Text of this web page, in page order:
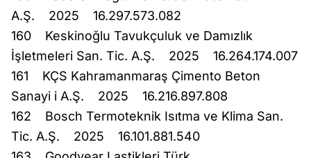
A.Ş. 2025 16.297.573.082
160 Keskinoğlu Tavukçuluk ve Damızlık
İşletmeleri San. Tic. A.Ş. 2025 16.264.174.007
161 KÇS Kahramanmaraş Çimento Beton
Sanayi i A.Ş. 2025 16.216.897.808
162 Bosch Termoteknik Isıtma ve Klima San.
Tic. A.Ş. 2025 16.101.881.540